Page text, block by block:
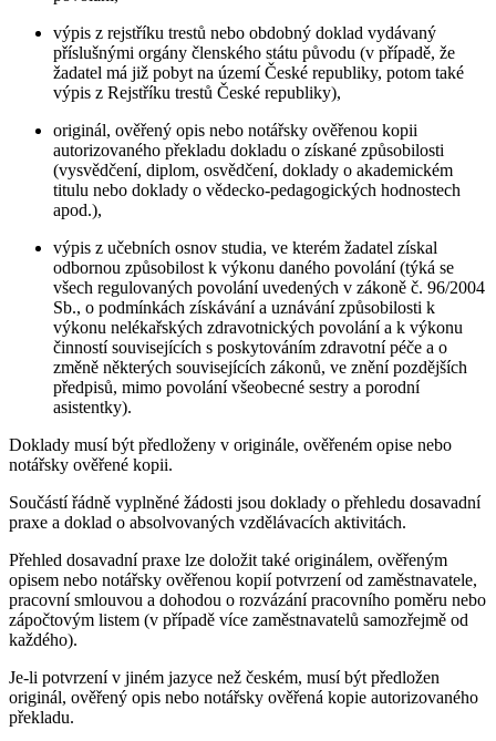
výpis z rejstříku trestů nebo obdobný doklad vydávaný
příslušnými orgány členského státu původu (v případě, že
žadatel má již pobyt na území České republiky, potom také
výpis z Rejstříku trestů České republiky),
originál, ověřený opis nebo notářsky ověřenou kopii
autorizovaného překladu dokladu o získané způsobilosti
(vysvědčení, diplom, osvědčení, doklady o akademickém
titulu nebo doklady o vědecko-pedagogických hodnostech
apod.),
výpis z učebních osnov studia, ve kterém žadatel získal
odbornou způsobilost k výkonu daného povolání (týká se
všech regulovaných povolání uvedených v zákoně č. 96/2004
Sb., o podmínkách získávání a uznávání způsobilosti k
výkonu nelékařských zdravotnických povolání a k výkonu
činností souvisejících s poskytováním zdravotní péče a o
změně některých souvisejících zákonů, ve znění pozdějších
předpisů, mimo povolání všeobecné sestry a porodní
asistentky).
Doklady musí být předloženy v originále, ověřeném opise nebo
notářsky ověřené kopii.
Součástí řádně vyplněné žádosti jsou doklady o přehledu dosavadní
praxe a doklad o absolvovaných vzdělávacích aktivitách.
Přehled dosavadní praxe lze doložit také originálem, ověřeným
opisem nebo notářsky ověřenou kopií potvrzení od zaměstnavatele,
pracovní smlouvou a dohodou o rozvázání pracovního poměru nebo
zápočtovým listem (v případě více zaměstnavatelů samozřejmě od
každého).
Je-li potvrzení v jiném jazyce než českém, musí být předložen
originál, ověřený opis nebo notářsky ověřená kopie autorizovaného
překladu.